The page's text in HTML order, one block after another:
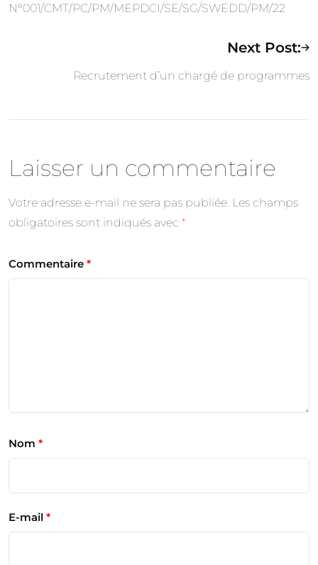
N°001/CMT/PC/PM/MEPDCI/SE/SG/SWEDD/PM/22
Next Post:
Recrutement d’un chargé de programmes
Laisser un commentaire
Votre adresse e-mail ne sera pas publiée. Les champs
obligatoires sont indiqués avec *
Commentaire *
Nom *
E-mail *